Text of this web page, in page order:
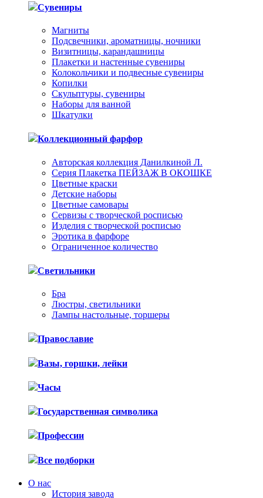
Сувениры
Магниты
Подсвечники, ароматницы, ночники
Визитницы, карандашницы
Плакетки и настенные сувениры
Колокольчики и подвесные сувениры
Копилки
Скульптуры, сувениры
Наборы для ванной
Шкатулки
Коллекционный фарфор
Авторская коллекция Данилкиной Л.
Серия Плакетка ПЕЙЗАЖ В ОКОШКЕ
Цветные краски
Детские наборы
Цветные самовары
Сервизы с творческой росписью
Изделия с творческой росписью
Эротика в фарфоре
Ограниченное количество
Светильники
Бра
Люстры, светильники
Лампы настольные, торшеры
Православие
Вазы, горшки, лейки
Часы
Государственная символика
Профессии
Все подборки
О нас
История завода